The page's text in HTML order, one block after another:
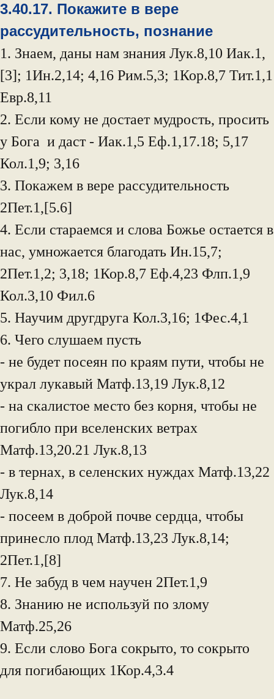
3.40.17. Покажите в вере
рассудительность, познание
1. Знаем, даны нам знания Лук.8,10 Иак.1,
[3]; 1Ин.2,14; 4,16 Рим.5,3; 1Кор.8,7 Тит.1,1
Евр.8,11
2. Если кому не достает мудрость, просить
у Бога и даст - Иак.1,5 Еф.1,17.18; 5,17
Кол.1,9; 3,16
3. Покажем в вере рассудительность
2Пет.1,[5.6]
4. Если стараемся и слова Божье остается в
нас, умножается благодать Ин.15,7;
2Пет.1,2; 3,18; 1Кор.8,7 Еф.4,23 Флп.1,9
Кол.3,10 Фил.6
5. Научим другдруга Кол.3,16; 1Фес.4,1
6. Чего слушаем пусть
- не будет посеян по краям пути, чтобы не
украл лукавый Матф.13,19 Лук.8,12
- на скалистое место без корня, чтобы не
погибло при вселенских ветрах
Матф.13,20.21 Лук.8,13
- в тернах, в селенских нуждах Матф.13,22
Лук.8,14
- посеем в доброй почве сердца, чтобы
принесло плод Матф.13,23 Лук.8,14;
2Пет.1,[8]
7. Не забуд в чем научен 2Пет.1,9
8. Знанию не используй по злому
Матф.25,26
9. Если слово Бога сокрыто, то сокрыто
для погибающих 1Кор.4,3.4